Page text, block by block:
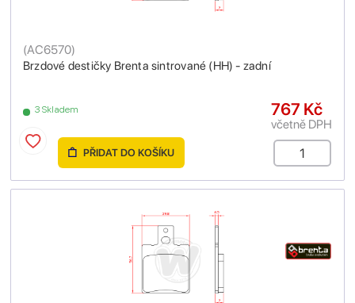
Brzdové destičky Brenta sintrované (HH) - zadní
(AC6570)
3 Skladem 767 Kč
včetně DPH
PŘIDAT DO KOŠÍKU